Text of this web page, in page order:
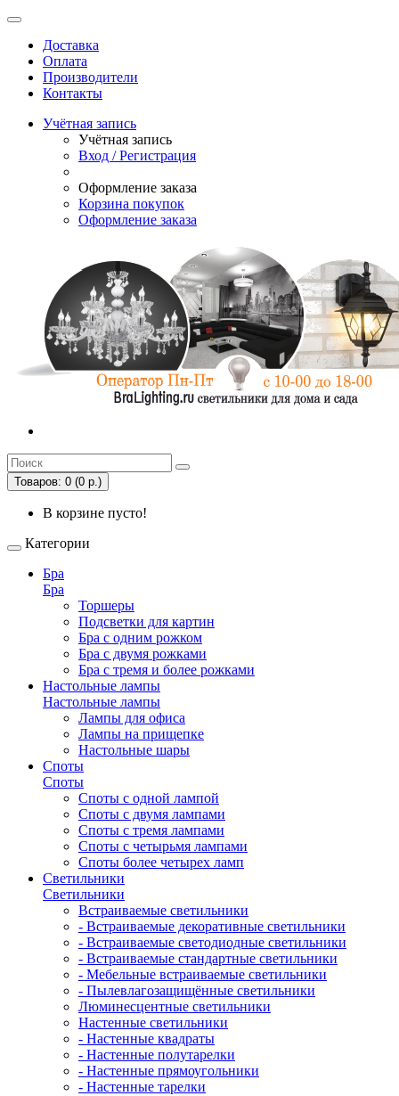
Доставка
Оплата
Производители
Контакты
Учётная запись
Учётная запись
Вход / Регистрация
Оформление заказа
Корзина покупок
Оформление заказа
Товаров: 0 (0 р.)
В корзине пусто!
Категории
Бра
Бра
Торшеры
Подсветки для картин
Бра с одним рожком
Бра с двумя рожками
Бра с тремя и более рожками
Настольные лампы
Настольные лампы
Лампы для офиса
Лампы на прищепке
Настольные шары
Споты
Споты
Споты с одной лампой
Споты с двумя лампами
Споты с тремя лампами
Споты с четырьмя лампами
Споты более четырех ламп
Светильники
Светильники
Встраиваемые светильники
- Встраиваемые декоративные светильники
- Встраиваемые светодиодные светильники
- Встраиваемые стандартные светильники
- Мебельные встраиваемые светильники
- Пылевлагозащищённые светильники
Люминесцентные светильники
Настенные светильники
- Настенные квадраты
- Настенные полутарелки
- Настенные прямоугольники
- Настенные тарелки